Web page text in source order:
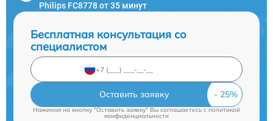
Philips FC8778 от 35 минут
Бесплатная консультация со
специалистом
Оставить заявку
Нажимая на кнопку "Оставить заявку" Вы соглашаетесь c политикой
конфиденциальности